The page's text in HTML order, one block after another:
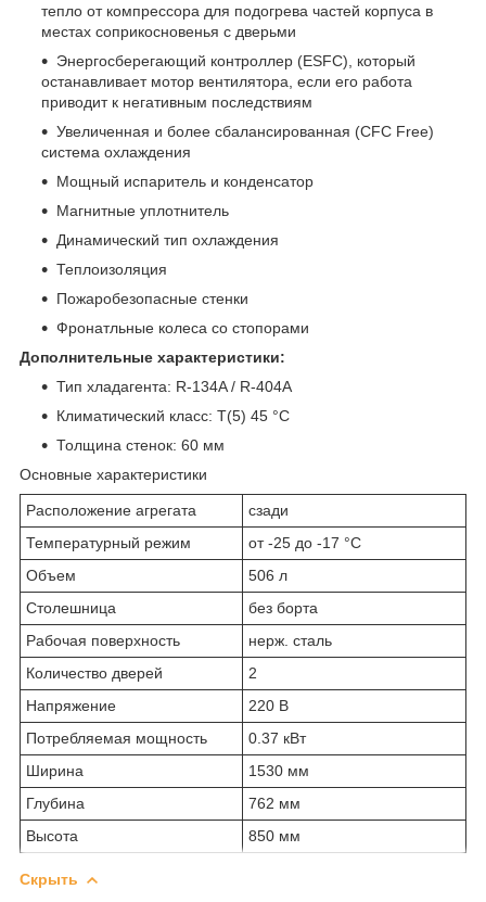
тепло от компрессора для подогрева частей корпуса в
местах соприкосновенья с дверьми
Энергосберегающий контроллер (ESFC), который
останавливает мотор вентилятора, если его работа
приводит к негативным последствиям
Увеличенная и более сбалансированная (CFC Free)
система охлаждения
Мощный испаритель и конденсатор
Магнитные уплотнитель
Динамический тип охлаждения
Теплоизоляция ​
Пожаробезопасные стенки
Фронатльные колеса со стопорами
Дополнительные характеристики:
Тип хладагента: R-134A / R-404A
Климатический класс: T(5) 45 °С
Толщина стенок: 60 мм
Основные характеристики
Расположение агрегата
сзади
Температурный режим
от -25 до -17 °С
Объем
506 л
Столешница
без борта
Рабочая поверхность
нерж. сталь
Количество дверей
2
Напряжение
220 В
Потребляемая мощность
0.37 кВт
Ширина
1530 мм
Глубина
762 мм
Высота
850 мм
Скрыть